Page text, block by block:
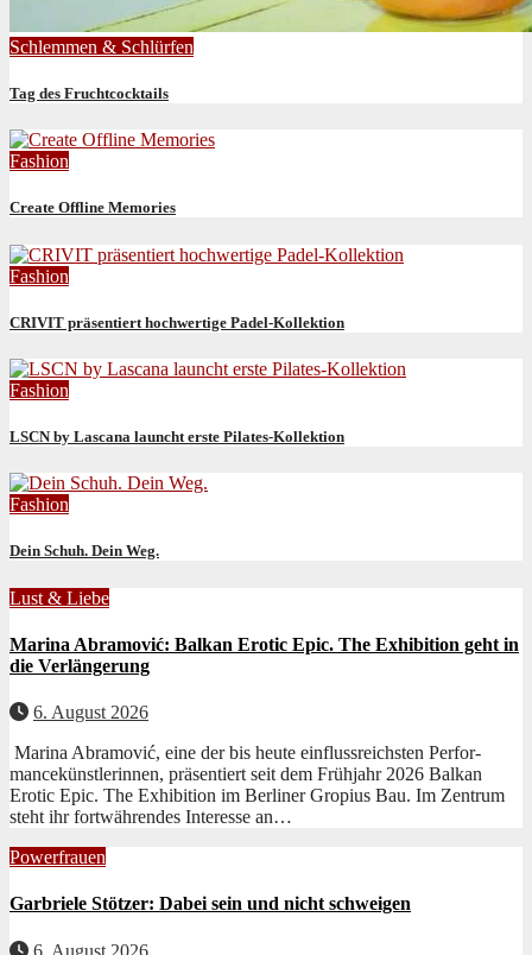
Schlemmen & Schlürfen
Tag des Fruchtcocktails
Fashion
Create Offline Memories
Fashion
CRIVIT präsentiert hochwertige Padel-Kollektion
Fashion
LSCN by Lascana launcht erste Pilates-Kollektion
Fashion
Dein Schuh. Dein Weg.
Lust & Liebe
Marina Abramović: Balkan Erotic Epic. The Exhibition geht in
die Verlängerung
6. August 2026
Mari­na Abramović, eine der bis heute ein­flussre­ich­sten Per­for­
mancekün­st­lerin­nen, präsen­tiert seit dem Früh­jahr 2026 Balkan
Erot­ic Epic. The Exhi­bi­tion im Berlin­er Gropius Bau. Im Zen­trum
ste­ht ihr fortwähren­des Inter­esse an…
Powerfrauen
Garbriele Stötzer: Dabei sein und nicht schweigen
6. August 2026